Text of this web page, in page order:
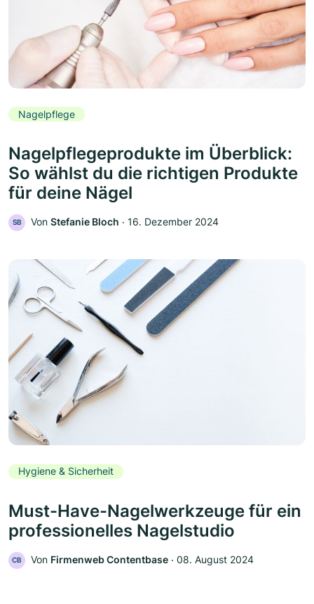
Nagelpflege
Nagelpflegeprodukte im Überblick:
So wählst du die richtigen Produkte
für deine Nägel
SB Von Stefanie Bloch ‧ 16. Dezember 2024
Hygiene & Sicherheit
Must-Have-Nagelwerkzeuge für ein
professionelles Nagelstudio
CB Von Firmenweb Contentbase ‧ 08. August 2024